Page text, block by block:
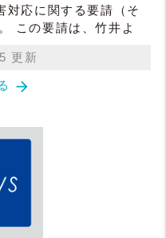
対応に関する要請（そ
この要請は、竹井よ
更新
arrow_forward